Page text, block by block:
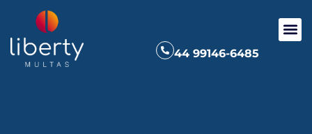
44 99146-6485